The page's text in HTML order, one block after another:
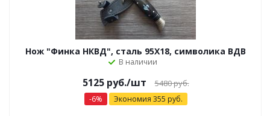
Нож "Финка НКВД", сталь 95Х18, символика ВДВ
В наличии
5125 руб./шт 5480 руб.
-6% Экономия 355 руб.